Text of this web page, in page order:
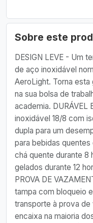
Sobre este
DESIGN LEVE - Um
de aço inoxidável
AeroLight. Torna
na sua bolsa de
academia. DURÁVEL
inoxidável 18/8 com
dupla para um
para bebidas
chá quente durante 8
gelados durante 12
PROVA DE
tampa com bloqueio
transporte à prova
encaixa na maioria